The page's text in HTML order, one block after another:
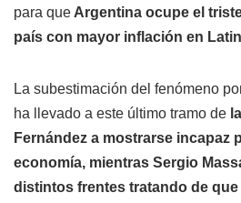
para queArgentina ocupe el
país con mayor inflación en
La subestimación del fenómeno
ha llevado a este último tramo de
Fernández a mostrarse incapaz
economía, mientras Sergio
distintos frentes tratando de